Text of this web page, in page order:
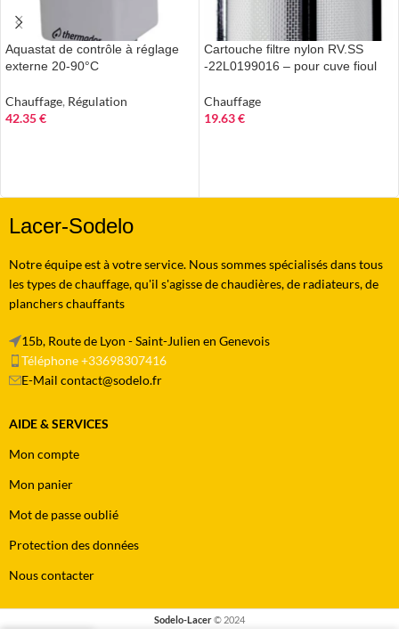
Aquastat de contrôle à réglage
externe 20-90°C
Chauffage, Régulation
42.35€
Cartouche filtre nylon RV.SS
-22L0199016 – pour cuve fioul
Chauffage
19.63€
Lacer-Sodelo
Notre équipe est à votre service. Nous sommes spécialisés dans tous
les types de chauffage, qu'il s'agisse de chaudières, de radiateurs, de
planchers chauffants
15b, Route de Lyon - Saint-Julien en Genevois
Téléphone +33698307416
E-Mail contact@sodelo.fr
AIDE & SERVICES
Mon compte
Mon panier
Mot de passe oublié
Protection des données
Nous contacter
Sodelo-Lacer© 2024